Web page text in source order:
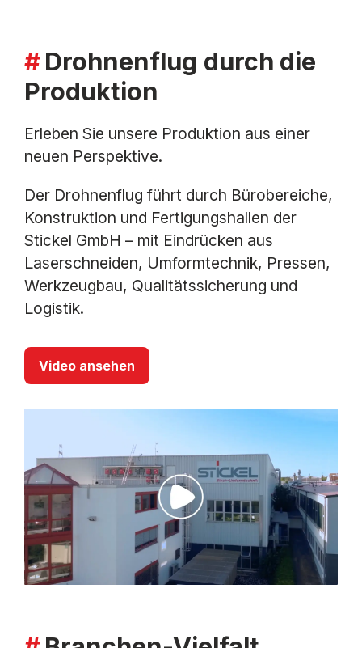
Drohnenflug durch die
Produktion
Erleben Sie unsere Produktion aus einer
neuen Perspektive.
Der Drohnenflug führt durch Bürobereiche,
Konstruktion und Fertigungshallen der
Stickel GmbH – mit Eindrücken aus
Laserschneiden, Umformtechnik, Pressen,
Werkzeugbau, Qualitätssicherung und
Logistik.
Video ansehen